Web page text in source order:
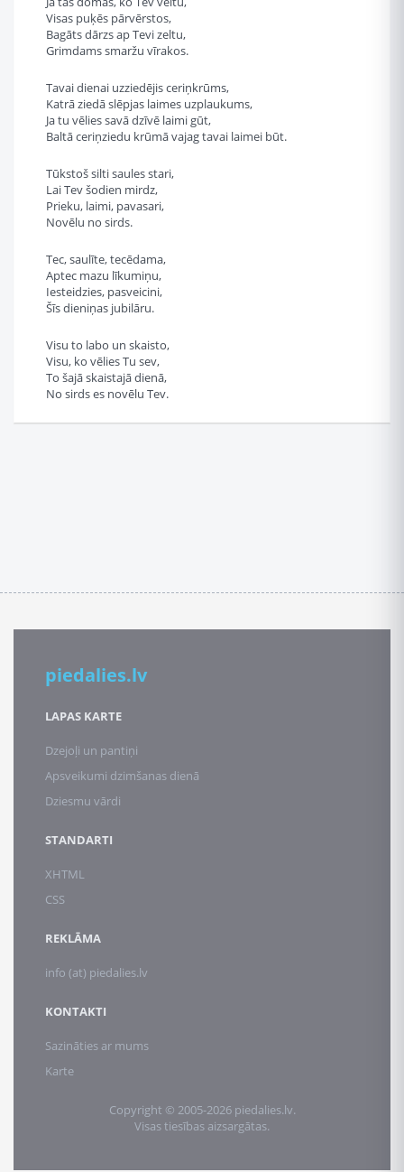
Visas puķēs pārvērstos,
Bagāts dārzs ap Tevi zeltu,
Grimdams smaržu vīrakos.
Tavai dienai uzziedējis ceriņkrūms,
Katrā ziedā slēpjas laimes uzplaukums,
Ja tu vēlies savā dzīvē laimi gūt,
Baltā ceriņziedu krūmā vajag tavai laimei būt.
Tūkstoš silti saules stari,
Lai Tev šodien mirdz,
Prieku, laimi, pavasari,
Novēlu no sirds.
Tec, saulīte, tecēdama,
Aptec mazu līkumiņu,
Iesteidzies, pasveicini,
Šīs dieniņas jubilāru.
Visu to labo un skaisto,
Visu, ko vēlies Tu sev,
To šajā skaistajā dienā,
No sirds es novēlu Tev.
piedalies.lv
LAPAS KARTE
Dzejoļi un pantiņi
Apsveikumi dzimšanas dienā
Dziesmu vārdi
STANDARTI
XHTML
CSS
REKLĀMA
info (at) piedalies.lv
KONTAKTI
Sazināties ar mums
Karte
Copyright © 2005-2026 piedalies.lv.
Visas tiesības aizsargātas.